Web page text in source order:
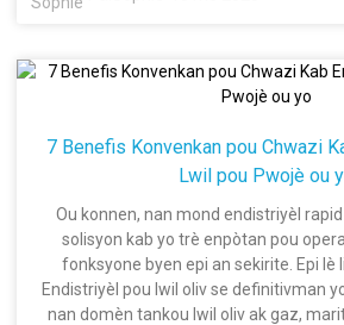
konstan pou inovasyon. Sa ka vrèman
eseye kenbe pwodwi yo nan pi bon
Dingzun Electric & Cable Co., Ltd.,
travèse a. Avèk de deseni eksperyans
fabrike fil elektrik ak kab, nou konsantre
ak avansman teknolojik. Pwomès nou
kab otomobil ki gen bon kalite fè nou vin
ki vle amelyore liy pwodwi yo. Kidonk,
nan prensipal defi ki vini ak
mache mondyal yo epi pataje kèk
adrese yo, pou asire ke kalite toujou
chèn ekipman
7 Benefis Konvenkan pou Chwazi
Lwil pou Pwojè ou
Ou konnen, nan mond endistriyèl
solisyon kab yo trè enpòtan pou
fonksyone byen epi an sekirite. Epi lè
Endistriyèl pou lwil oliv se definitivman
nan domèn tankou lwil oliv ak gaz,